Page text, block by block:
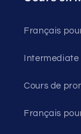
Français
Cours de
Français